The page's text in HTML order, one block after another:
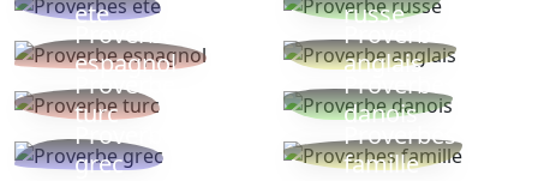
ete
russe
Proverbe
espagnol
Proverbe
anglais
Proverbe
turc
Proverbe
danois
Proverbe
grec
Proverbes
famille